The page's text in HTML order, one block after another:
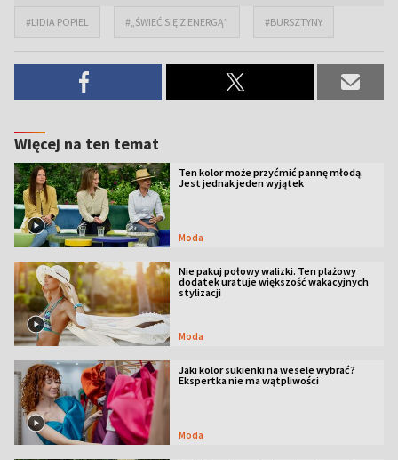
#LIDIA POPIEL #„ŚWIEĆ SIĘ Z ENERGĄ” #BURSZTYNY
Więcej na ten temat
Ten kolor może przyćmić pannę młodą.
Jest jednak jeden wyjątek
Moda
Nie pakuj połowy walizki. Ten plażowy
dodatek uratuje większość wakacyjnych
stylizacji
Moda
Jaki kolor sukienki na wesele wybrać?
Ekspertka nie ma wątpliwości
Moda